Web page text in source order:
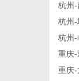
杭州-
杭州-
杭州-
重庆-
重庆-